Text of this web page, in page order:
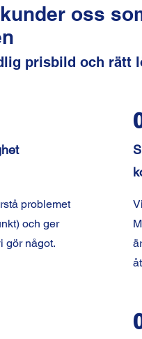
oss
prisbild och rätt
problemet
och ger
gör något.